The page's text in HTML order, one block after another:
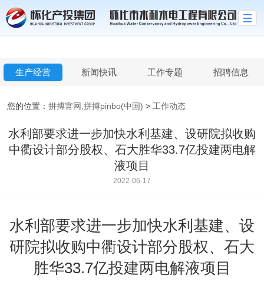
拼搏官网,拼搏pinbo(中国)
生产经营 新闻快讯 工作专题 招聘信息
您的位置： 拼搏官网,拼搏pinbo(中国) > 工作动态
水利部要求进一步加快水利基建、设研院拟收购
中衢设计部分股权、石大胜华33.7亿投建两电解
液项目
2022-06-17
水利部要求进一步加快水利基建、设
研院拟收购中衢设计部分股权、石大
胜华33.7亿投建两电解液项目